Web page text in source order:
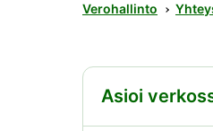
Verohallinto
Asioi